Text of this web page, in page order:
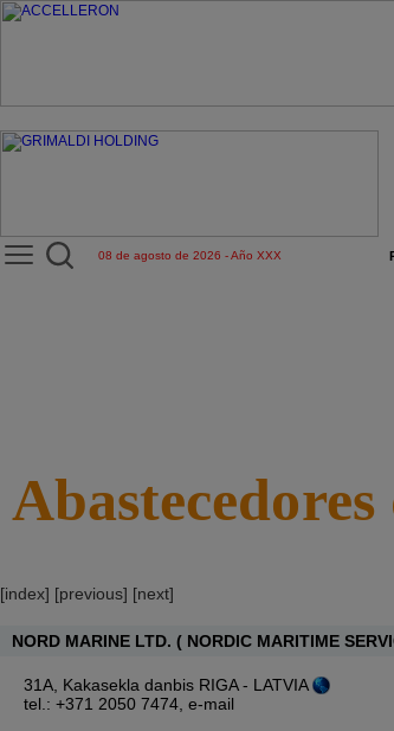
08 de agosto de 2026 - Año XXX
[index] [previous] [next]
NORD MARINE LTD. ( NORDIC MARITIME
31A, Kakasekla danbis RIGA - LATVIA
tel.: +371 2050 7474, e-mail